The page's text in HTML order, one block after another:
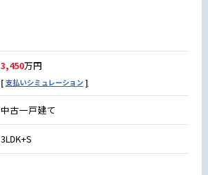
3,450万円
支払いシミュレーション
中古一戸建て
3LDK+S